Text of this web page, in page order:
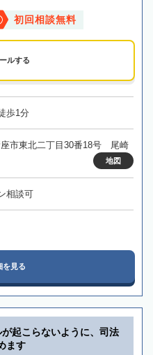
初回相談無料
ルする
歩1分
座市東北二丁目30番18号 尾崎
地図
相談可
を見る
が起こらないように、司法
ます